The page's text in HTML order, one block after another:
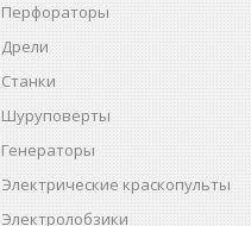
Перфораторы
Дрели
Станки
Шуруповерты
Генераторы
Электрические краскопульты
Электролобзики